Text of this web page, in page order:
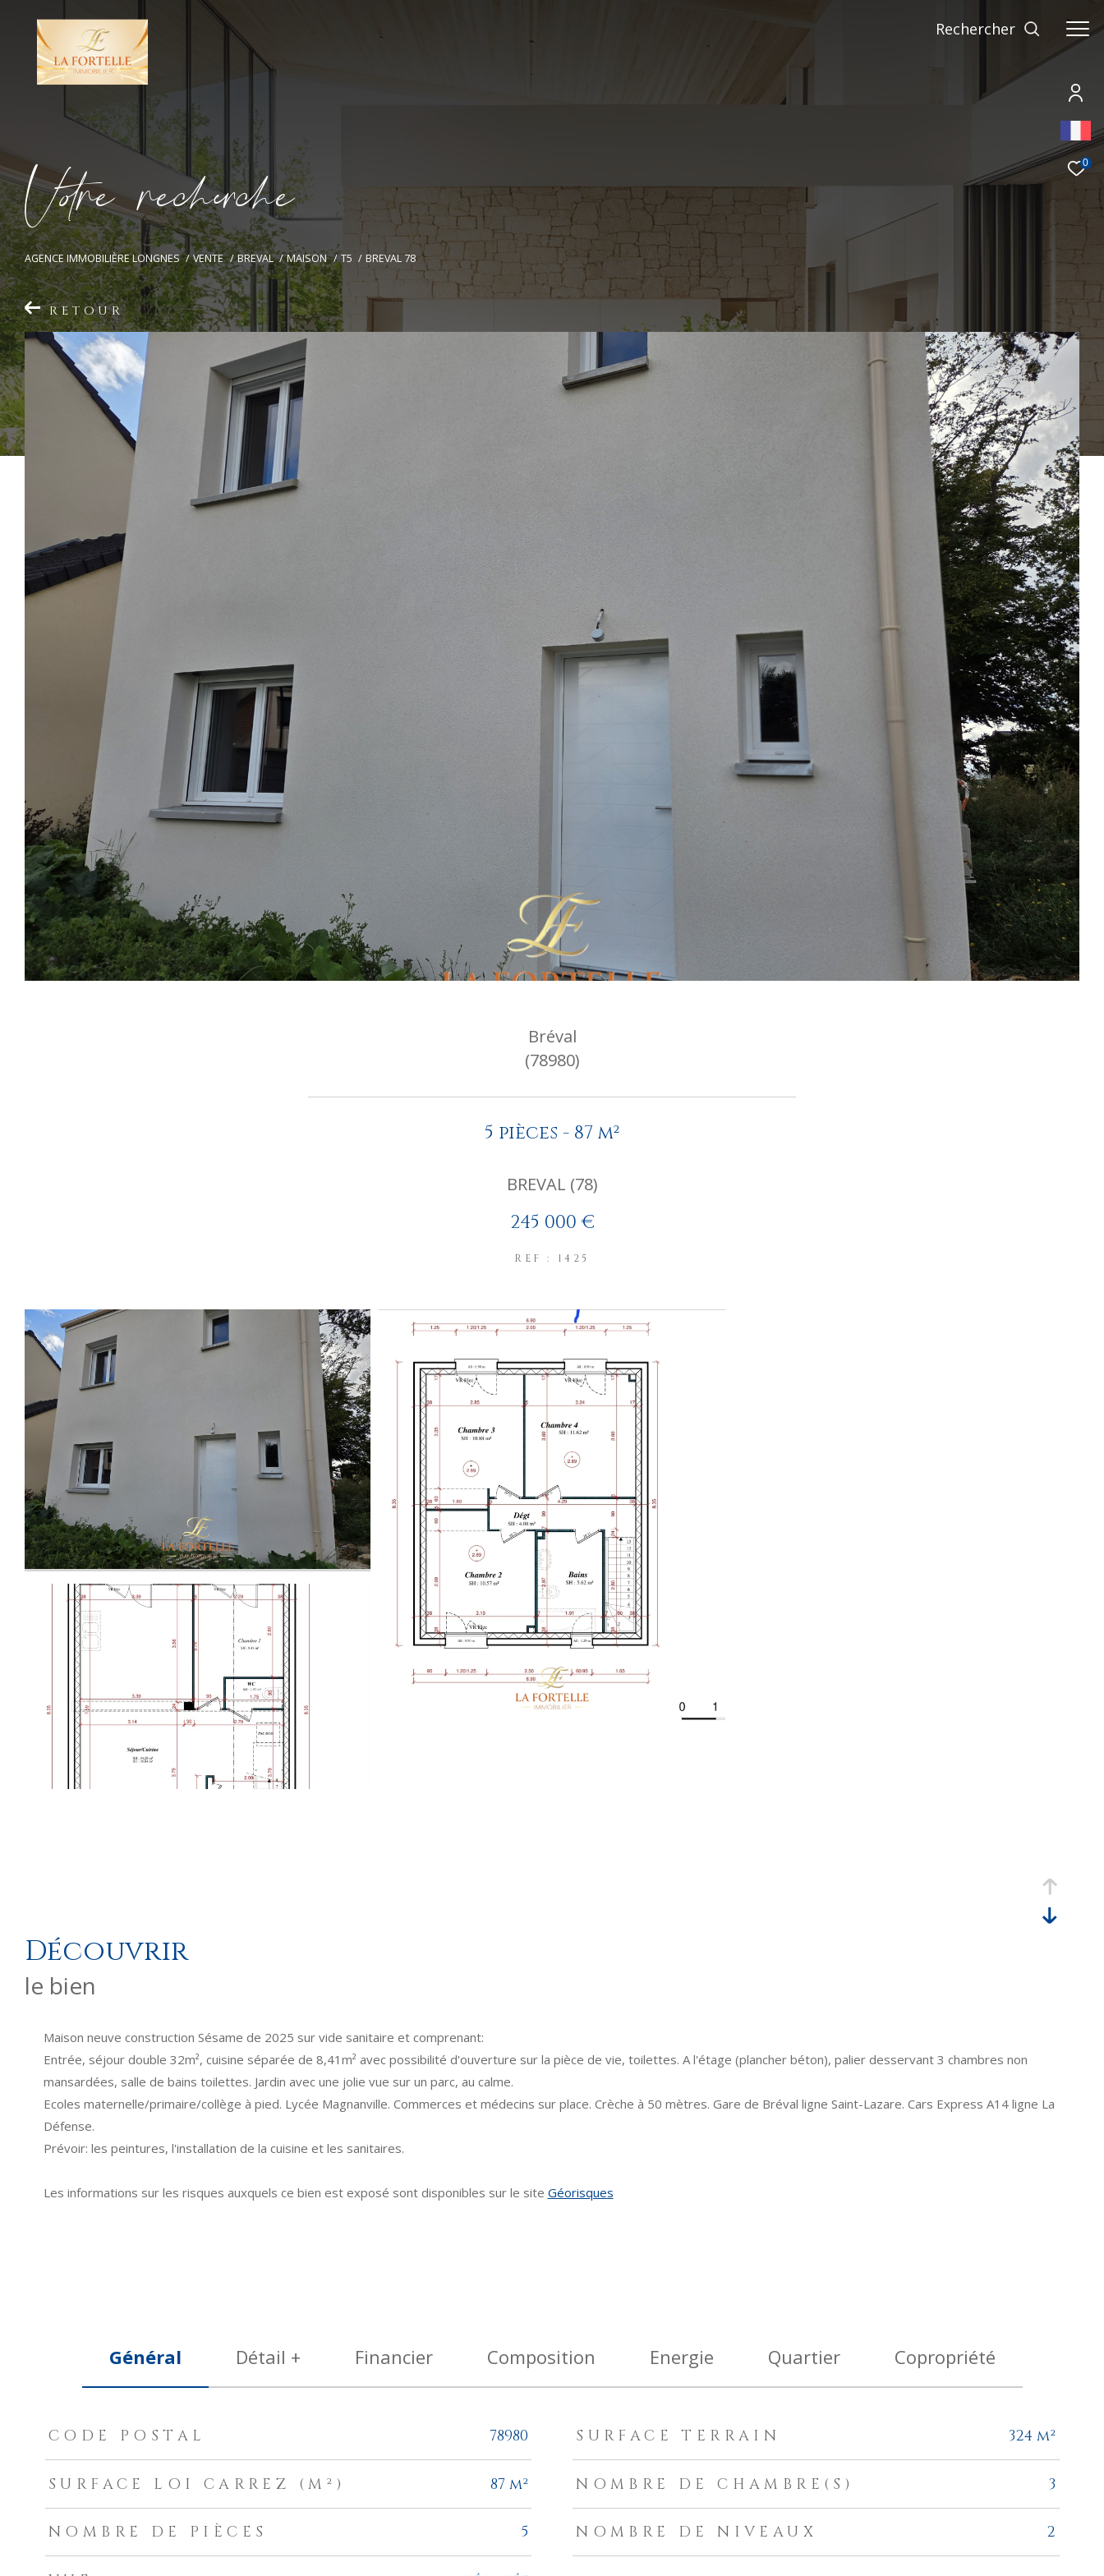
0
rechercher
Vore recece
AGENCE IMMOBILIÈRE LONGNES VENTE BREVAL MAISON T5 BREVAL 78
RETOUR
Bréval
(78980)
5 pièces - 87 m²
BREVAL (78)
245 000 €
REF : 1425
découvrir
le bien
Maison neuve construction Sésame de 2025 sur vide sanitaire et comprenant:
Entrée, séjour double 32m², cuisine séparée de 8,41m² avec possibilité d'ouverture sur la pièce de vie, toilettes. A l'étage (plancher béton), palier desservant 3 chambres non
mansardées, salle de bains toilettes. Jardin avec une jolie vue sur un parc, au calme.
Ecoles maternelle/primaire/collège à pied. Lycée Magnanville. Commerces et médecins sur place. Crèche à 50 mètres. Gare de Bréval ligne Saint-Lazare. Cars Express A14 ligne La
Défense.
Prévoir: les peintures, l'installation de la cuisine et les sanitaires.
Les informations sur les risques auxquels ce bien est exposé sont disponibles sur le site Géorisques
Général Détail + Financier Composition Energie Quartier Copropriété
TRAD_ZEPHYR_Caracteristique
CODE POSTAL 78980 SURFACE TERRAIN 324 m²
SURFACE LOI CARREZ (M²) 87 m² NOMBRE DE CHAMBRE(S) 3
NOMBRE DE PIÈCES 5 NOMBRE DE NIVEAUX 2